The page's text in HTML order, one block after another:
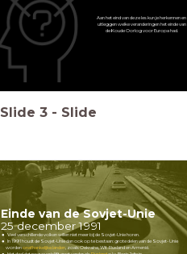
Aan het eind van deze les kun je herkennen en
uitleggen welke veranderingen het einde van
de Koude Oorlog voor Europa had.
Slide 3 - Slide
Einde van de Sovjet-Unie
25 december 1991
Veel verschillende volken willen niet meer bij de Sovjet-Unie horen.
In 1991 houdt de Sovjet-Unie dan ook op te bestaan: grote delen van de Sovjet- Unie
wordenonafhankelijke landen, zoals Oekraïne, Wit-Rusland en Armenië.